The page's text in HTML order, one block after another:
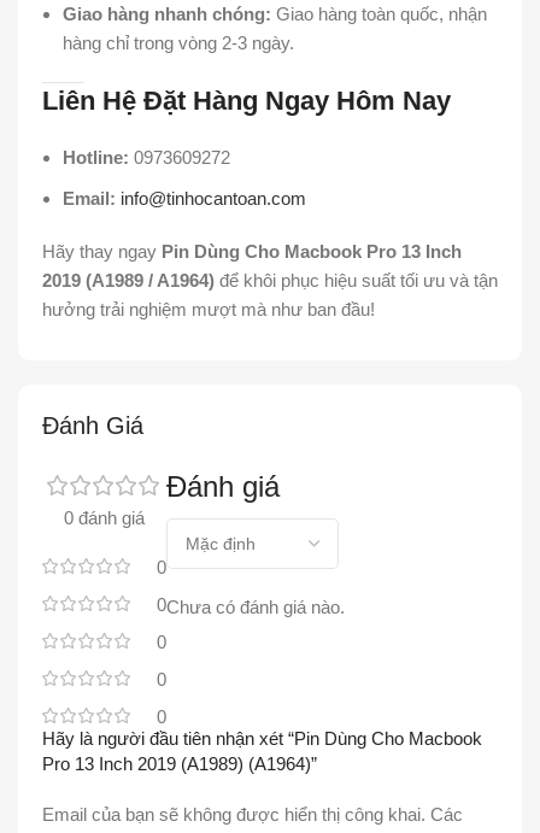
Giao hàng nhanh chóng: Giao hàng toàn quốc, nhận
hàng chỉ trong vòng 2-3 ngày.
Liên Hệ Đặt Hàng Ngay Hôm Nay
Hotline: 0973609272
Email: info@tinhocantoan.com
Hãy thay ngay Pin Dùng Cho Macbook Pro 13 Inch
2019 (A1989 / A1964) để khôi phục hiệu suất tối ưu và tận
hưởng trải nghiệm mượt mà như ban đầu!
Đánh Giá
0 đánh giá
0
0
0
0
0
Đánh giá
Chưa có đánh giá nào.
Hãy là người đầu tiên nhận xét “Pin Dùng Cho Macbook
Pro 13 Inch 2019 (A1989) (A1964)”
Email của bạn sẽ không được hiển thị công khai. Các